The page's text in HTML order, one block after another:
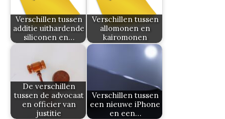
Verschillen tussen
additie uithardende
siliconen en…
Verschillen tussen
allomonen en
kairomonen
De verschillen
tussen de advocaat
en officier van
justitie
Verschillen tussen
een nieuwe iPhone
en een…